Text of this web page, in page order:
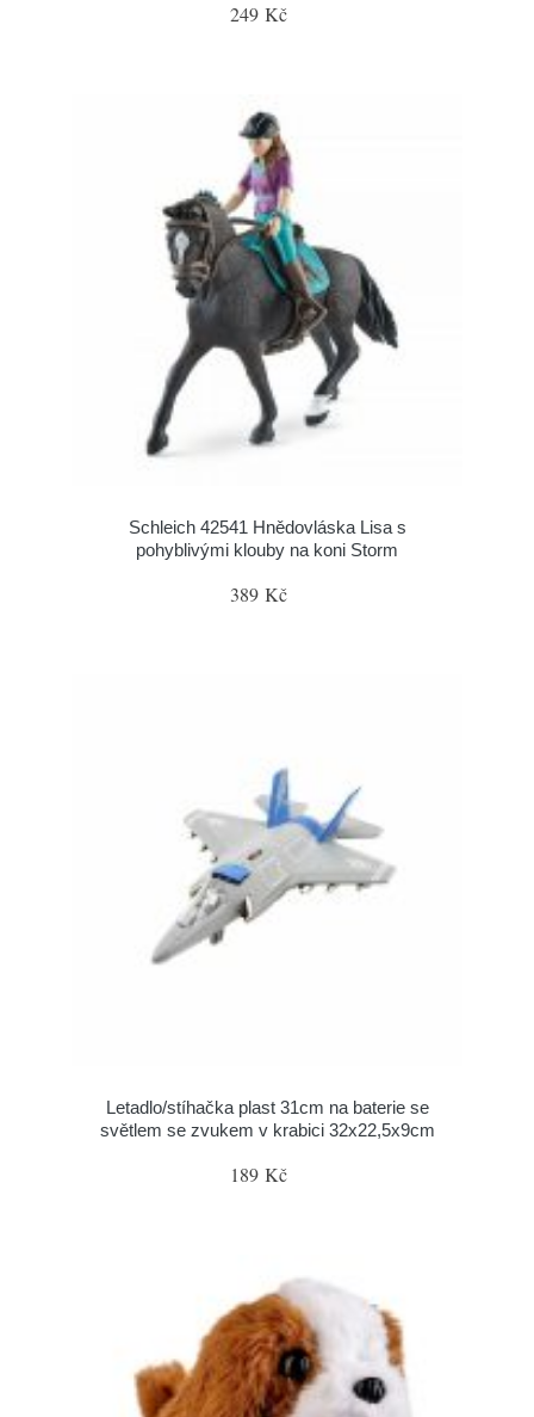
249 Kč
Schleich 42541 Hnědovláska Lisa s
pohyblivými klouby na koni Storm
389 Kč
Letadlo/stíhačka plast 31cm na baterie se
světlem se zvukem v krabici 32x22,5x9cm
189 Kč